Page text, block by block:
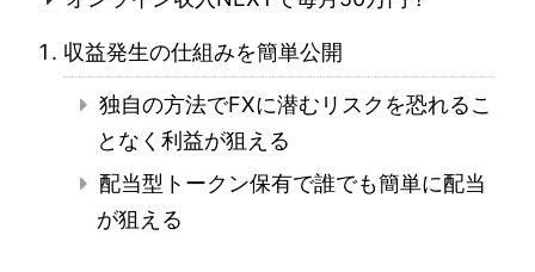
収益発生の仕組みを簡単公開
独自の方法でFXに潜むリスクを恐れるこ
となく利益が狙える
配当型トークン保有で誰でも簡単に配当
が狙える